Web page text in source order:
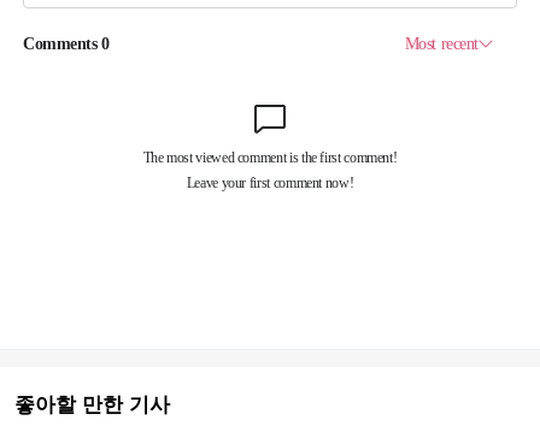
좋아할 만한 기사